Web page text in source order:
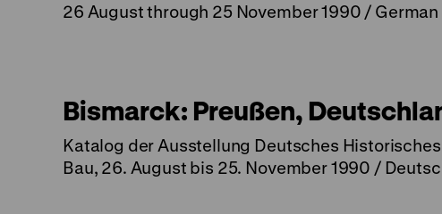
26 August through 25 November 1990 /
Bismarck: Preußen,
Katalog der Ausstellung Deutsches
Bau, 26. August bis 25. November 1990 /